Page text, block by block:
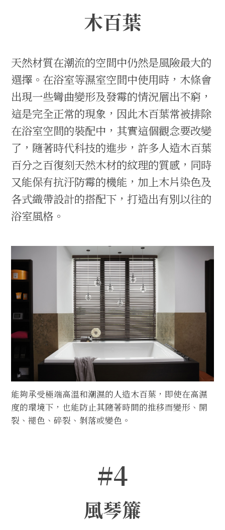
木百葉
天然材質在潮流的空間中仍然是風險最大的
選擇。在浴室等濕室空間中使用時，木條會
出現一些彎曲變形及發霉的情況層出不窮，
這是完全正常的現象，因此木百葉常被排除
在浴室空間的裝配中，其實這個觀念要改變
了，隨著時代科技的進步，許多人造木百葉
百分之百復刻天然木材的紋理的質感，同時
又能保有抗汙防霉的機能，加上木片染色及
各式織帶設計的搭配下，打造出有別以往的
浴室風格。
能夠承受極端高溫和潮濕的人造木百葉，即使在高濕
度的環境下，也能防止其隨著時間的推移而變形、開
裂、褪色、碎裂、剝落或變色。
#4
風琴簾